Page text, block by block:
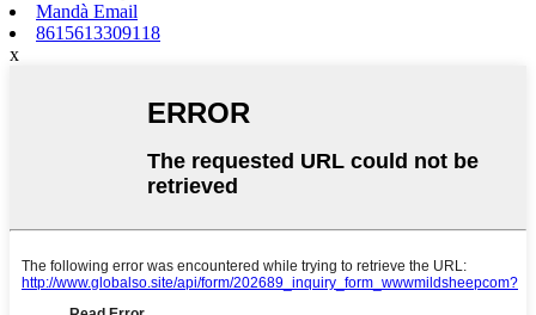
Mandà Email
8615613309118
x